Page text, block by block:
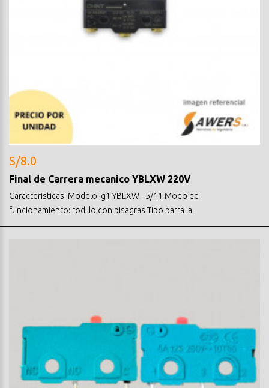
S/8.0
Final de Carrera mecanico YBLXW 220V
Caracteristicas: Modelo: g1 YBLXW - 5/11 Modo de
funcionamiento: rodillo con bisagras Tipo barra la..